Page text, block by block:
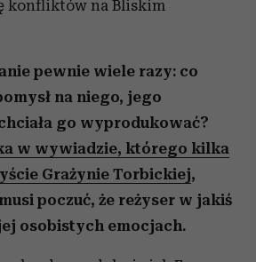
konfliktów na Bliskim
pewnie wiele razy: co
na niego, jego
go wyprodukować?
w wywiadzie, którego kilka
Grażynie Torbickiej,
poczuć, że reżyser w jakiś
osobistych emocjach.